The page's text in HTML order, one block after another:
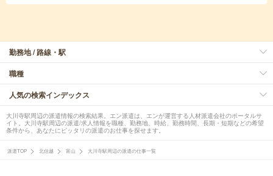
勤務地 / 路線・駅
職種
人気の検索インデックス
大川寺駅周辺の派遣情報の検索結果。エン派遣は、エンが運営する人材派遣会社のポータルサ
イト。大川寺駅周辺の派遣/求人情報を職種、勤務地、時給、勤務時間、長期・短期などの希望
条件から、あなたにピッタリの派遣のお仕事を探せます。
派遣TOP 北信越 富山 大川寺駅周辺の派遣の仕事一覧